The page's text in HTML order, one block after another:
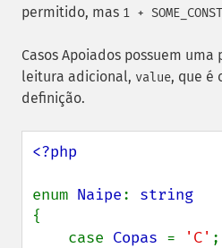
permitido, mas 1 + SOME_CONST
Casos Apoiados possuem
leitura adicional, value, que é
definição.
<?php
enum Naipe:
{
    case
Copas = 'C' ;